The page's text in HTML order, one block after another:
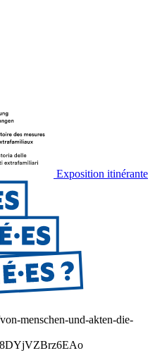
Exposition itinérante
menschen-und-akten-die-